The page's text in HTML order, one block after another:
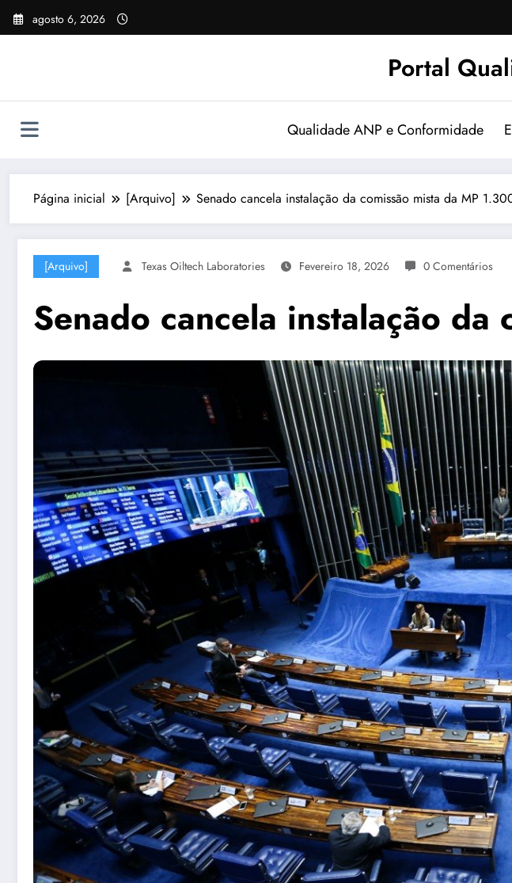
Pular
para
agosto 6, 2026
Portal
Qualidade ANP e Conformidade
Página inicial [Arquivo] Senado cancela instalação da comissão mista da MP
[Arquivo] Texas Oiltech Laboratories Fevereiro 18, 2026 0 Comentários
Senado cancela instalação